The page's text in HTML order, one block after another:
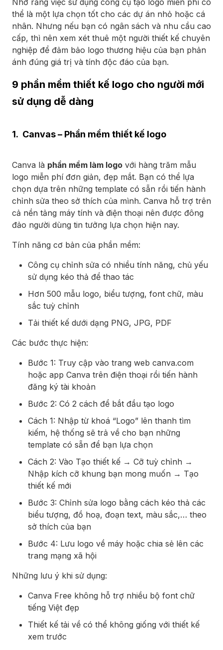
Nhớ rằng việc sử dụng công cụ tạo logo miễn phí có
thể là một lựa chọn tốt cho các dự án nhỏ hoặc cá
nhân. Nhưng nếu bạn có ngân sách và nhu cầu cao
cấp, thì nên xem xét thuê một người thiết kế chuyên
nghiệp để đảm bảo logo thương hiệu của bạn phản
ánh đúng giá trị và tính độc đáo của bạn.
9 phần mềm thiết kế logo cho người mới
sử dụng dễ dàng
1. Canvas – Phần mềm thiết kế logo
Canva là phần mềm làm logo với hàng trăm mẫu
logo miễn phí đơn giản, đẹp mắt. Bạn có thể lựa
chọn dựa trên những template có sẵn rồi tiến hành
chỉnh sửa theo sở thích của mình. Canva hỗ trợ trên
cả nền tảng máy tính và điện thoại nên được đông
đảo người dùng tin tưởng lựa chọn hiện nay.
Tính năng cơ bản của phần mềm:
Công cụ chỉnh sửa có nhiều tính năng, chủ yếu
sử dụng kéo thả để thao tác
Hơn 500 mẫu logo, biểu tượng, font chữ, màu
sắc tuỳ chỉnh
Tải thiết kế dưới dạng PNG, JPG, PDF
Các bước thực hiện:
Bước 1: Truy cập vào trang web canva.com
hoặc app Canva trên điện thoại rồi tiến hành
đăng ký tài khoản
Bước 2: Có 2 cách để bắt đầu tạo logo
Cách 1: Nhập từ khoá “Logo” lên thanh tìm
kiếm, hệ thống sẽ trả về cho bạn những
template có sẵn để bạn lựa chọn
Cách 2: Vào Tạo thiết kế → Cỡ tuỳ chỉnh →
Nhập kích cỡ khung bạn mong muốn → Tạo
thiết kế mới
Bước 3: Chỉnh sửa logo bằng cách kéo thả các
biểu tượng, đồ hoạ, đoạn text, màu sắc,… theo
sở thích của bạn
Bước 4: Lưu logo về máy hoặc chia sẻ lên các
trang mạng xã hội
Những lưu ý khi sử dụng:
Canva Free không hỗ trợ nhiều bộ font chữ
tiếng Việt đẹp
Thiết kế tải về có thể không giống với thiết kế
xem trước